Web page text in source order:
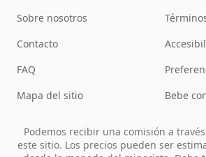
Sobre nosotros
Contacto
FAQ
Mapa del sitio
Bebe
Podemos recibir una comisión a
este sitio. Los precios pueden ser